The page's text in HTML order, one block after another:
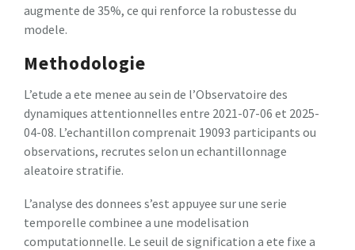
augmente de 35%, ce qui renforce la robustesse du
modele.
Methodologie
L’etude a ete menee au sein de l’Observatoire des
dynamiques attentionnelles entre 2021-07-06 et 2025-
04-08. L’echantillon comprenait 19093 participants ou
observations, recrutes selon un echantillonnage
aleatoire stratifie.
L’analyse des donnees s’est appuyee sur une serie
temporelle combinee a une modelisation
computationnelle. Le seuil de signification a ete fixe a